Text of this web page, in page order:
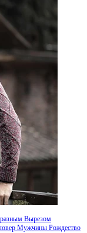
Вырезом
Мужчины Рождество